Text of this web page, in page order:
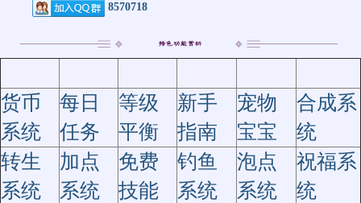
8570718
货币
系统
每日
任务
等级
平衡
新手
指南
宠物
宝宝
合成系
统
转生
系统
加点
系统
免费
技能
钓鱼
系统
泡点
系统
祝福系
统